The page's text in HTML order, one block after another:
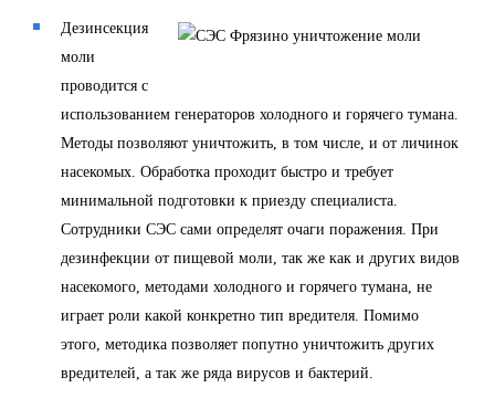
Дезинсекция
моли
проводится с
использованием генераторов холодного и горячего тумана.
Методы позволяют уничтожить, в том числе, и от личинок
насекомых. Обработка проходит быстро и требует
минимальной подготовки к приезду специалиста.
Сотрудники СЭС сами определят очаги поражения. При
дезинфекции от пищевой моли, так же как и других видов
насекомого, методами холодного и горячего тумана, не
играет роли какой конкретно тип вредителя. Помимо
этого, методика позволяет попутно уничтожить других
вредителей, а так же ряда вирусов и бактерий.